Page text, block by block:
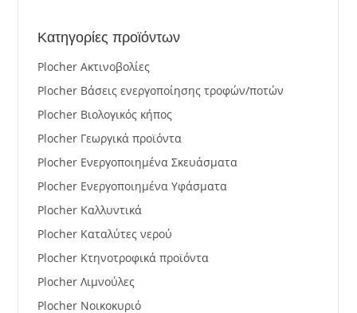
Κατηγορίες προϊόντων
Plocher Ακτινοβολίες
Plocher Βάσεις ενεργοποίησης τροφών/ποτών
Plocher Βιολογικός κήπος
Plocher Γεωργικά προϊόντα
Plocher Ενεργοποιημένα Σκευάσματα
Plocher Ενεργοποιημένα Υφάσματα
Plocher Καλλυντικά
Plocher Καταλύτες νερού
Plocher Κτηνοτροφικά προϊόντα
Plocher Λιμνούλες
Plocher Νοικοκυριό